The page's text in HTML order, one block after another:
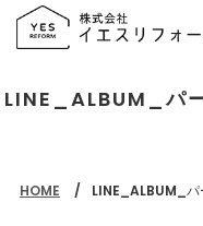
LINE_ALBUM_パ
HOME LINE_ALBUM_